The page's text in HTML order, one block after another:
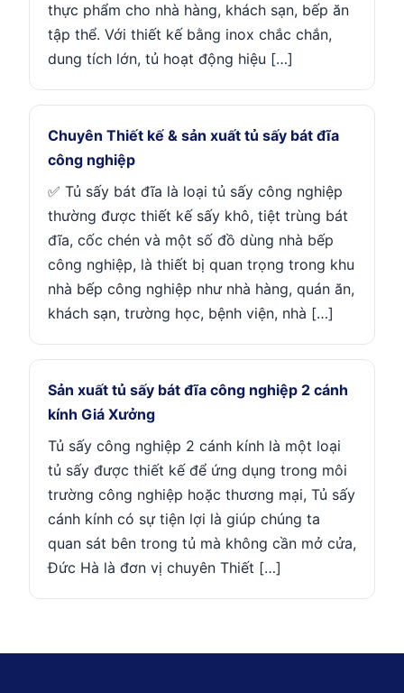
thực phẩm cho nhà hàng, khách sạn, bếp ăn
tập thể. Với thiết kế bằng inox chắc chắn,
dung tích lớn, tủ hoạt động hiệu […]
Chuyên Thiết kế & sản xuất tủ sấy bát đĩa
công nghiệp
✅ Tủ sấy bát đĩa là loại tủ sấy công nghiệp
thường được thiết kế sấy khô, tiệt trùng bát
đĩa, cốc chén và một số đồ dùng nhà bếp
công nghiệp, là thiết bị quan trọng trong khu
nhà bếp công nghiệp như nhà hàng, quán ăn,
khách sạn, trường học, bệnh viện, nhà […]
Sản xuất tủ sấy bát đĩa công nghiệp 2 cánh
kính Giá Xưởng
Tủ sấy công nghiệp 2 cánh kính là một loại
tủ sấy được thiết kế để ứng dụng trong môi
trường công nghiệp hoặc thương mại, Tủ sấy
cánh kính có sự tiện lợi là giúp chúng ta
quan sát bên trong tủ mà không cần mở cửa,
Đức Hà là đơn vị chuyên Thiết […]